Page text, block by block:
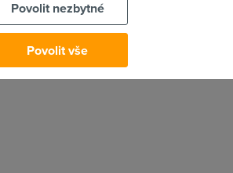
Povolit nezbytné
Povolit vše